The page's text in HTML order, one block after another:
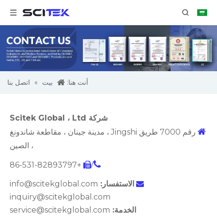
أنت هنا: بيت » اتصل بنا
شركة Scitek Global ، Ltd

رقم 7000 طريق Jingshi ، مدينة جينان ، مقاطعة شاندونغ
، الصين
/

+86-531-82893797
 الاستفسار: info@scitekglobal.com
inquiry@scitekglobal.com
الخدمة: service@scitekglobal.com